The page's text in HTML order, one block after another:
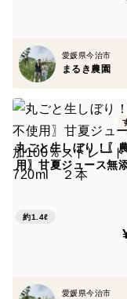
愛媛県今治市
まるき農園
丸ごと生しぼり！〖
用〗甘夏ジュース無
0％ストレート
約1.4ℓ
愛媛県今治市